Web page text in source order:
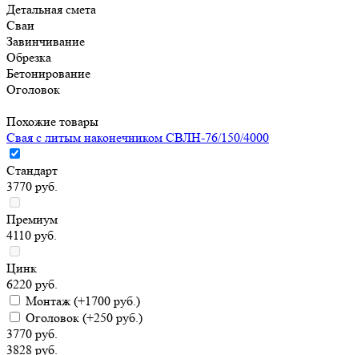
Детальная смета
Сваи
Завинчивание
Обрезка
Бетонирование
Оголовок
Похожие товары
Свая с литым наконечником СВЛН-76/150/4000
Стандарт
3770 руб.
Премиум
4110 руб.
Цинк
6220 руб.
Монтаж (+1700 руб.)
Оголовок (+250 руб.)
3770 руб.
3828 руб.